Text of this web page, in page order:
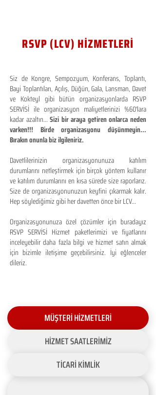
RSVP (LCV) HİZMETLERİ
Siz de Kongre, Sempozyum, Konferans, Toplantı,
Bayi Toplantıları, Açılış, Düğün, Gala, Lansman, Davet
ve Kokteyl gibi bütün organizasyonlarda RSVP
SERVİSİ ile organizasyon maliyetlerinizi %60'lara
kadar azaltın...Sizi bir araya getiren onlarca neden
varken!!! Birde organizasyonu düşünmeyin...
Bırakın onunla biz ilgileniriz.
Davetlilerinizin organizasyonunuza katılım
durumlarını netleştirmek için birçok yöntem kullanır
ve katılım durumlarını en kısa sürede size raporlarız.
Size de organizasyonunuzun keyfini çıkarmak kalır.
Hep söylediğimiz gibi her davetten önce bir LCV...
Organizasyonunuza özel çözümler için buradayız
RSVP SERVİSİ Hizmet paketlerimizi ve fiyatlarını
inceleyebilir daha fazla bilgi ve hizmet satın almak
için bizimle iletişime geçebilirsiniz. İyi eğlenceler
dileriz.
MÜŞTERİ HİZMETLERİ
HİZMET SAATLERİMİZ
TİCARİ KİMLİK